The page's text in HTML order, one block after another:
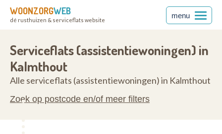
WOONZORGWEB
dé rusthuizen & serviceflats website
menu
Serviceflats (assistentiewoningen) in
Kalmthout
Alle serviceflats (assistentiewoningen) in Kalmthout
Zoek op postcode en/of meer filters